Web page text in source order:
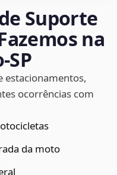
Suporte
na
estacionamentos,
ocorrências com
da moto